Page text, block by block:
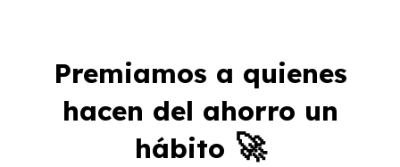
Premiamos a quienes
hacen del ahorro un
hábito 🚀